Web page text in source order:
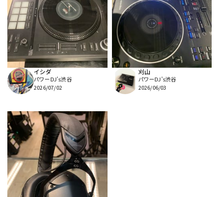
イシダ
パワーDJ's渋谷
2026/07/02
刈山
パワーDJ's渋谷
2026/06/03